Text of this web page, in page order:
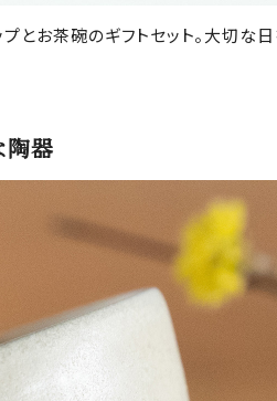
とお茶碗のギフトセット。大切な
陶器